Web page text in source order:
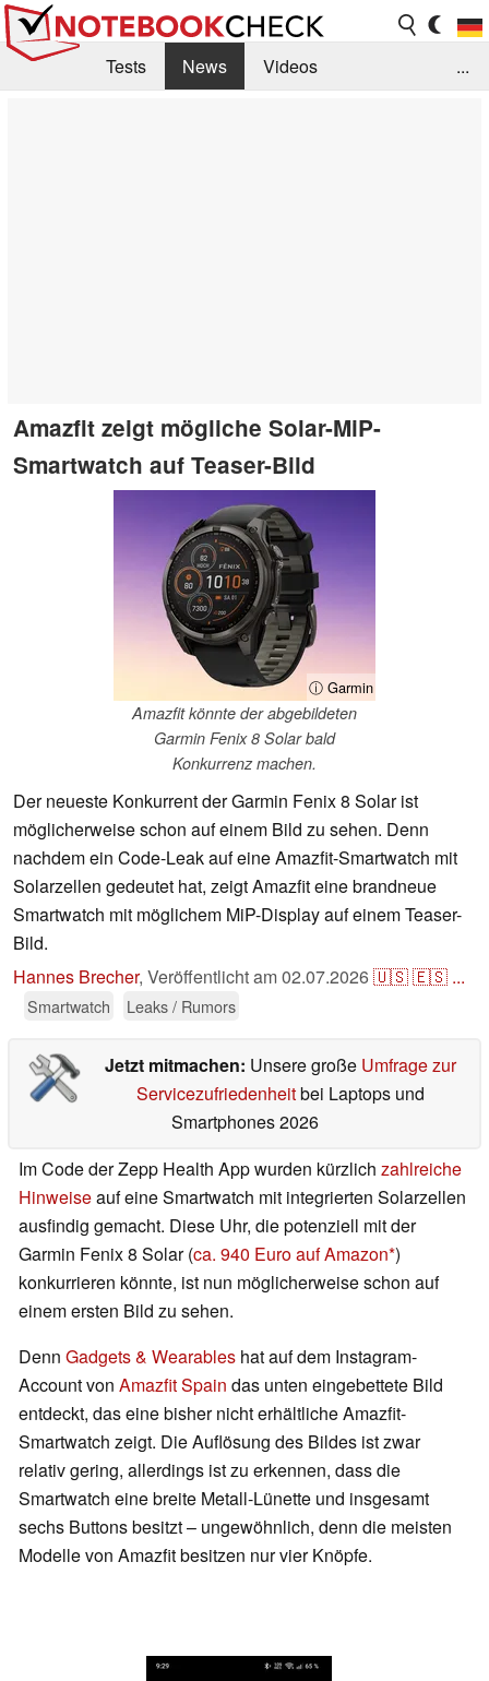
Tests News
Videos
...
Amazfit zeigt mögliche Solar-MiP-
Smartwatch auf Teaser-Bild
ⓘ Garmin
Amazfit könnte der abgebildeten
Garmin Fenix 8 Solar bald
Konkurrenz machen.
Der neueste Konkurrent der Garmin Fenix 8 Solar ist
möglicherweise schon auf einem Bild zu sehen. Denn
nachdem ein Code-Leak auf eine Amazfit-Smartwatch mit
Solarzellen gedeutet hat, zeigt Amazfit eine brandneue
Smartwatch mit möglichem MiP-Display auf einem Teaser-
Bild.
Hannes Brecher, Veröffentlicht am02.07.2026🇺🇸🇪🇸 ...
Smartwatch Leaks / Rumors
Jetzt mitmachen: Unsere große Umfrage zur
Servicezufriedenheitbei Laptops und
Smartphones 2026
Im Code der Zepp Health App wurden kürzlich zahlreiche
Hinweiseauf eine Smartwatch mit integrierten Solarzellen
ausfindig gemacht. Diese Uhr, die potenziell mit der
Garmin Fenix 8 Solar (ca. 940 Euro auf Amazon )
konkurrieren könnte, ist nun möglicherweise schon auf
einem ersten Bild zu sehen.
Denn Gadgets & Wearables hat auf dem Instagram-
Account von Amazfit Spain das unten eingebettete Bild
entdeckt, das eine bisher nicht erhältliche Amazfit-
Smartwatch zeigt. Die Auflösung des Bildes ist zwar
relativ gering, allerdings ist zu erkennen, dass die
Smartwatch eine breite Metall-Lünette und insgesamt
sechs Buttons besitzt – ungewöhnlich, denn die meisten
Modelle von Amazfit besitzen nur vier Knöpfe.